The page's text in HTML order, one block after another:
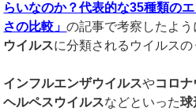
らいなのか？代表的な35種類の
さの比較」の記事で考察したよう
ウイルスに分類されるウイルスの
インフルエンザウイルスやコロ
ヘルペスウイルスなどといった球